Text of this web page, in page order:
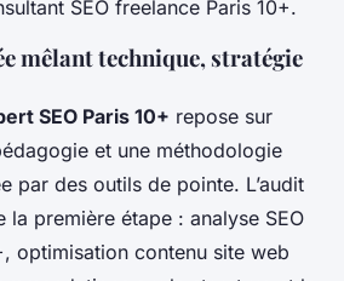
SEO freelance Paris 10+.
mêlant technique, stratégie
SEO Paris 10+ repose sur
et une méthodologie
par des outils de pointe. L’audit
la première étape : analyse SEO
optimisation contenu site web